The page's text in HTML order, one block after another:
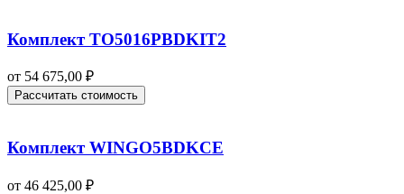
Комплект TO5016PBDKIT2
от 54 675,00 ₽
Рассчитать стоимость
Комплект WINGO5BDKCE
от 46 425,00 ₽